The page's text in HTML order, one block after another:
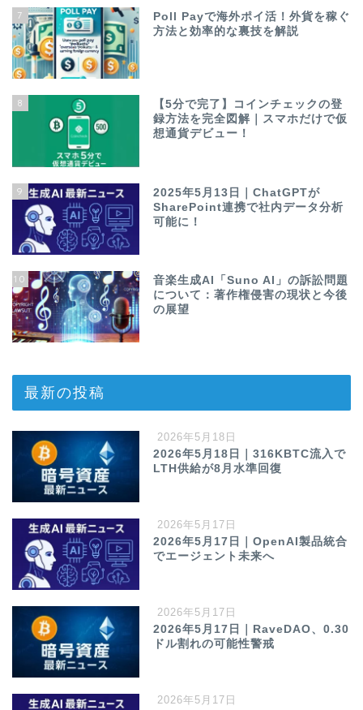
7
Poll Payで海外ポイ活！外貨を稼ぐ
方法と効率的な裏技を解説
8
【5分で完了】コインチェックの登
録方法を完全図解｜スマホだけで仮
想通貨デビュー！
9
2025年5月13日｜ChatGPTが
SharePoint連携で社内データ分析
可能に！
10
音楽生成AI「Suno AI」の訴訟問題
について：著作権侵害の現状と今後
の展望
最新の投稿
2026年5月18日
2026年5月18日｜316KBTC流入で
LTH供給が8月水準回復
2026年5月17日
2026年5月17日｜OpenAI製品統合
でエージェント未来へ
2026年5月17日
2026年5月17日｜RaveDAO、0.30
ドル割れの可能性警戒
2026年5月17日